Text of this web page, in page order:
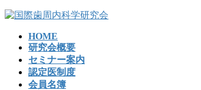
コ
ナ
HOME
研究会概要
セミナー案内
認定医制度
会員名簿